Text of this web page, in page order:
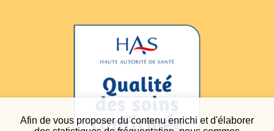
Afin de vous proposer du contenu enrichi et d'élaborer